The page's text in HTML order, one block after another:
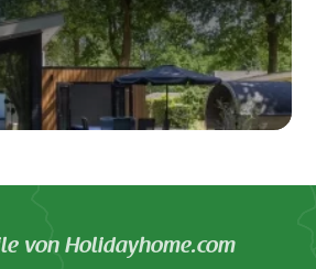
von Holidayhome.com